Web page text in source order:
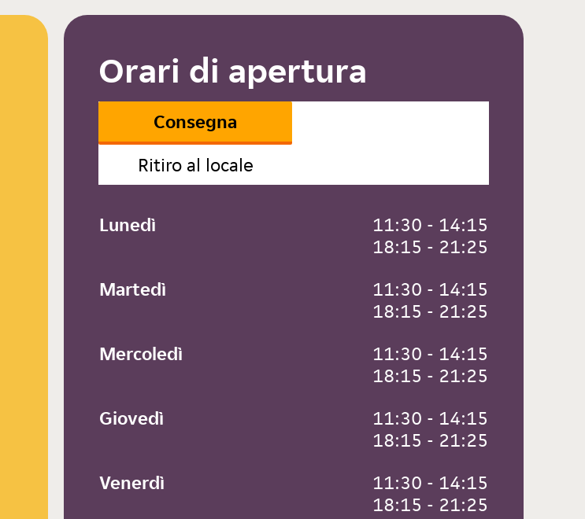
Orari di apertura
Consegna
Ritiro al locale
Lunedì
11:30 - 14:15
18:15 - 21:25
Martedì
11:30 - 14:15
18:15 - 21:25
Mercoledì
11:30 - 14:15
18:15 - 21:25
Giovedì
11:30 - 14:15
18:15 - 21:25
Venerdì
11:30 - 14:15
18:15 - 21:25